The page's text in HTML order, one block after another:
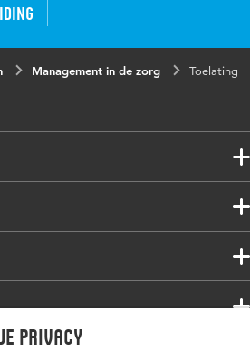
privacy
Management in de zorg Toelating